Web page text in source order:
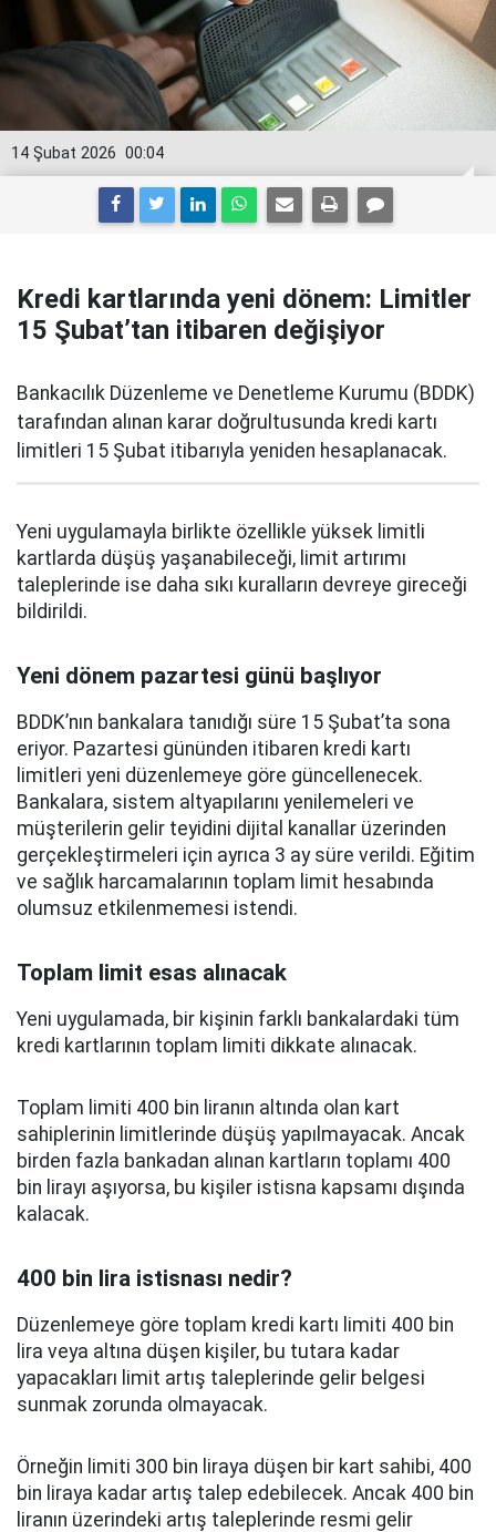
00:04
14 Şubat 2026
Kredi kartlarında yeni dönem: Limitler
15 Şubat’tan itibaren değişiyor
Bankacılık Düzenleme ve Denetleme Kurumu (BDDK)
tarafından alınan karar doğrultusunda kredi kartı
limitleri 15 Şubat itibarıyla yeniden hesaplanacak.
Yeni uygulamayla birlikte özellikle yüksek limitli
kartlarda düşüş yaşanabileceği, limit artırımı
taleplerinde ise daha sıkı kuralların devreye gireceği
bildirildi.
Yeni dönem pazartesi günü başlıyor
BDDK’nın bankalara tanıdığı süre 15 Şubat’ta sona
eriyor. Pazartesi gününden itibaren kredi kartı
limitleri yeni düzenlemeye göre güncellenecek.
Bankalara, sistem altyapılarını yenilemeleri ve
müşterilerin gelir teyidini dijital kanallar üzerinden
gerçekleştirmeleri için ayrıca 3 ay süre verildi. Eğitim
ve sağlık harcamalarının toplam limit hesabında
olumsuz etkilenmemesi istendi.
Toplam limit esas alınacak
Yeni uygulamada, bir kişinin farklı bankalardaki tüm
kredi kartlarının toplam limiti dikkate alınacak.
Toplam limiti 400 bin liranın altında olan kart
sahiplerinin limitlerinde düşüş yapılmayacak. Ancak
birden fazla bankadan alınan kartların toplamı 400
bin lirayı aşıyorsa, bu kişiler istisna kapsamı dışında
kalacak.
400 bin lira istisnası nedir?
Düzenlemeye göre toplam kredi kartı limiti 400 bin
lira veya altına düşen kişiler, bu tutara kadar
yapacakları limit artış taleplerinde gelir belgesi
sunmak zorunda olmayacak.
Örneğin limiti 300 bin liraya düşen bir kart sahibi, 400
bin liraya kadar artış talep edebilecek. Ancak 400 bin
liranın üzerindeki artış taleplerinde resmi gelir